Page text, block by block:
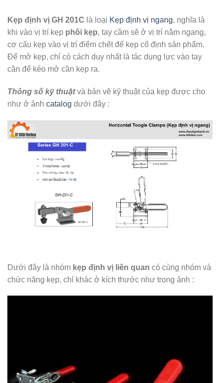
Kẹp định vị GH 201C là loại Kẹp định vị ngang, nghĩa là
khi vào vị trí kẹp phôi kẹp, tay cầm sẽ ở vị trí nằm ngang,
cơ cấu kẹp vào vị trí điểm chết để kẹp cố định sản phẩm.
Để mở kẹp, chỉ có cách duy nhất là tác dụng lực vào tay
cần để kéo mở cần kẹp ra.
Thông số kỹ thuậtvà bản vẽ kỹ thuật của kẹp được cho
như ở ảnh catalog dưới đây :
Dưới đây là nhóm kẹp định vị liên quan có cùng nhóm và
chức năng kẹp, chỉ khác ở kích thước như trong ảnh :